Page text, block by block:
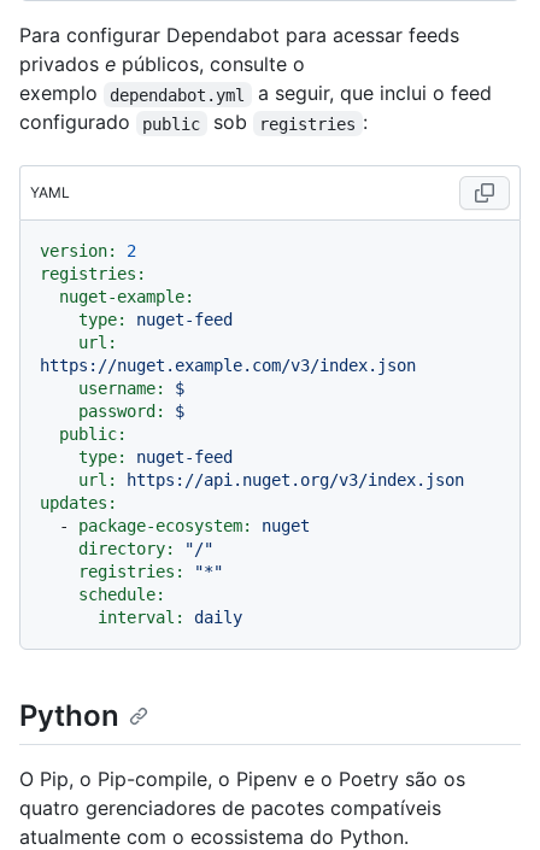
Para configurar Dependabot para acessar feeds
privados e públicos, consulte o
exemplo
dependabot.yml
a seguir, que inclui o feed
configurado
public sob registries :
YAML
version:
2
registries:
nuget-example:
type:
nuget-feed
url:
https://nuget.example.com/v3/index.json
username:
$
password:
$
public:
type:
nuget-feed
url:
https://api.nuget.org/v3/index.json
updates:
-
package-ecosystem:
nuget
directory:
"/"
registries:
"*"
schedule:
interval:
daily
Python
O Pip, o Pip-compile, o Pipenv e o Poetry são os
quatro gerenciadores de pacotes compatíveis
atualmente com o ecossistema do Python.